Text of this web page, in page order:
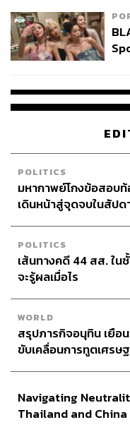
และคุณภาพชีวิตของประ
สัมฤทธิ์ผลก่อนหน้านี้ อาทิ
น้ำท่วมในพิษณุโลก–สุโ
เกษตรกรเก็บเกี่ยวข้าวก่
“โครงการบรรเทาอุทก
เจ้าพระยา ชี มูล และภ
ทั้งนี้ มาตรการ 9 ข้อ รั
น้ำแห่งชาติ (สทนช.) กำ
มือสร้างสมดุล” ในกา
ตั้งแต่การเตรียมพร้อม
ไปจนถึงการฟื้นฟูและเ
เป้าหมายสูงสุด คือ การ
ยั่งยืน” ลดผลกระทบเชิ
มั่นคงทางน้ำในระยะยาว
TAGS: กรมชลประทาน
สำนักงานทรัพยาก
ศูนย์ปฏิบัติการน้ำ
POLITICS
มหากาพย์โกงข้อสอบ
เดินหน้าสู่จุดจบในสัปด
POLITICS
เส้นทางคดี 44 สส. ใน
จะรู้ผลเมื่อไร
WORLD
สรุปภารกิจอนุทิน เยือ
ขับเคลื่อนการทูตเศรษ
Navigating
Thailand and